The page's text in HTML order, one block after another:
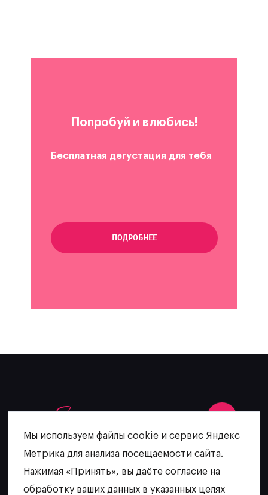
Попробуй и влюбись!
Бесплатная дегустация для тебя
ПОДРОБНЕЕ
escatering@mail.ru
Мы используем файлы cookie и сервис Яндекс
Метрика для анализа посещаемости сайта.
Нажимая «Принять», вы даёте согласие на
обработку ваших данных в указанных целях